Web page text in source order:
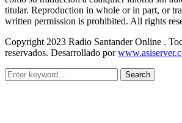
titular. Reproduction in whole or in part, or
written permission is prohibited. All rights
Copyright 2023 Radio Santander Online .
reservados. Desarrollado por
Search